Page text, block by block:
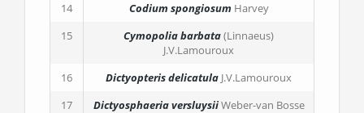
14
Codium spongiosum Harvey
15
Cymopolia barbata(Linnaeus)
J.V.Lamouroux
16
Dictyopteris delicatula J.V.Lamouroux
17
Dictyosphaeria versluysiiWeber-van Bosse